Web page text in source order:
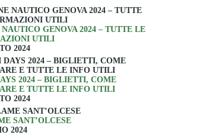
GENOVA 2024 – TUTTE LE
UTILI
2024
2024 – BIGLIETTI, COME
E TUTTE LE INFO UTILI
2024
SANT’OLCESE
2024